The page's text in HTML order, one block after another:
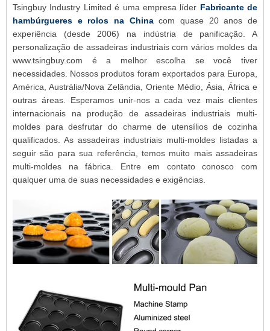
Tsingbuy Industry Limited é uma empresa líder Fabricante de
hambúrgueres e rolos na China com quase 20 anos de
experiência (desde 2006) na indústria de panificação. A
personalização de assadeiras industriais com vários moldes da
www.tsingbuy.com é a melhor escolha se você tiver
necessidades. Nossos produtos foram exportados para Europa,
América, Austrália/Nova Zelândia, Oriente Médio, Ásia, África e
outras áreas. Esperamos unir-nos a cada vez mais clientes
internacionais na produção de assadeiras industriais multi-
moldes para desfrutar do charme de utensílios de cozinha
qualificados. As assadeiras industriais multi-moldes listadas a
seguir são para sua referência, temos muito mais assadeiras
multi-moldes na fábrica. Entre em contato conosco com
qualquer uma de suas necessidades e exigências.